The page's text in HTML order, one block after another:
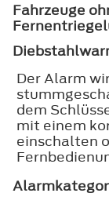
Fahrzeuge
Der Alarm
dem
mit einem
einschalten